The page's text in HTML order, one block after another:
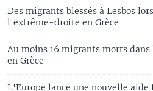
Des migrants blessés à Lesbos
l'extrême-droite en Grèce
Au moins 16 migrants morts
en Grèce
L'Europe lance une nouvelle aide